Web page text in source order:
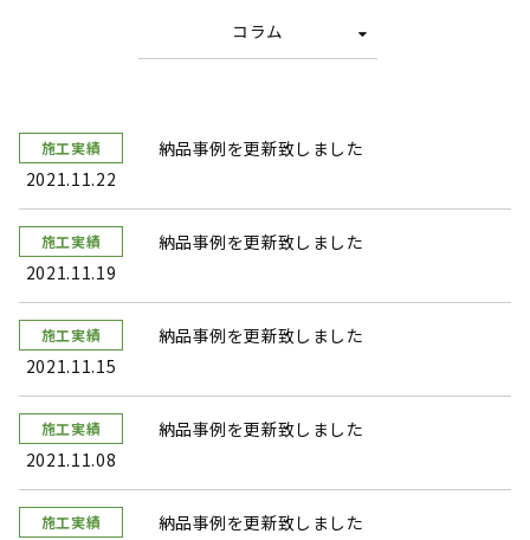
コラム
施工実績
2021.11.22
納品事例を更新致しました
施工実績
2021.11.19
納品事例を更新致しました
施工実績
2021.11.15
納品事例を更新致しました
施工実績
2021.11.08
納品事例を更新致しました
施工実績 納品事例を更新致しました